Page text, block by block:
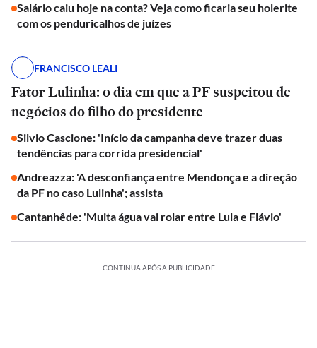
Salário caiu hoje na conta? Veja como ficaria seu holerite
com os penduricalhos de juízes
FRANCISCO LEALI
Fator Lulinha: o dia em que a PF suspeitou de
negócios do filho do presidente
Silvio Cascione: 'Início da campanha deve trazer duas
tendências para corrida presidencial'
Andreazza: 'A desconfiança entre Mendonça e a direção
da PF no caso Lulinha'; assista
Cantanhêde: 'Muita água vai rolar entre Lula e Flávio'
CONTINUA APÓS A PUBLICIDADE